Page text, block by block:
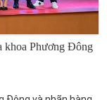
khoa Phương Đông